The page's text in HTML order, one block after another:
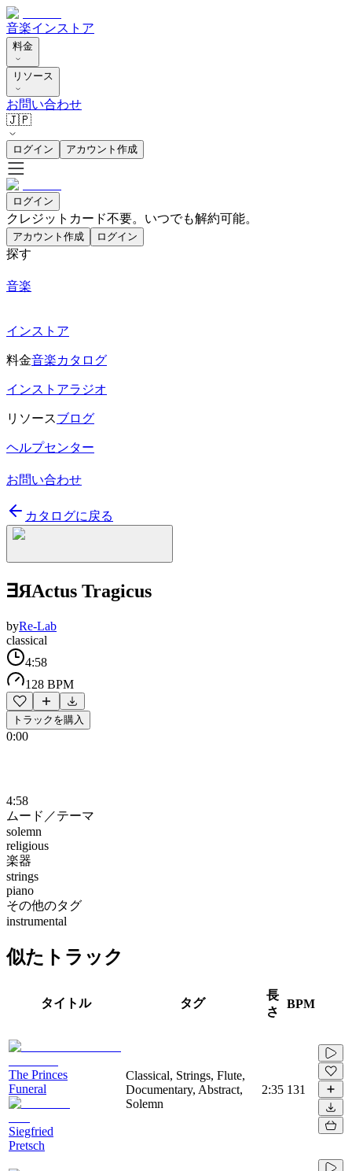
音楽インストア
料金
リソース
お問い合わせ
🇯🇵
ログイン アカウント作成
ログイン
クレジットカード不要。いつでも解約可能。
アカウント作成 ログイン
探す
音楽
インストア
料金音楽カタログ
インストアラジオ
リソースブログ
ヘルプセンター
お問い合わせ
カタログに戻る
∃ЯActus Tragicus
byRe-Lab
classical
4:58
128 BPM
トラックを購入
0:00
4:58
ムード／テーマ
solemn
religious
楽器
strings
piano
その他のタグ
instrumental
似たトラック
タイトル タグ
長
さ
BPM
The Princes
Funeral
Siegfried
Pretsch
Classical, Strings, Flute,
Documentary, Abstract,
Solemn
2:35 131